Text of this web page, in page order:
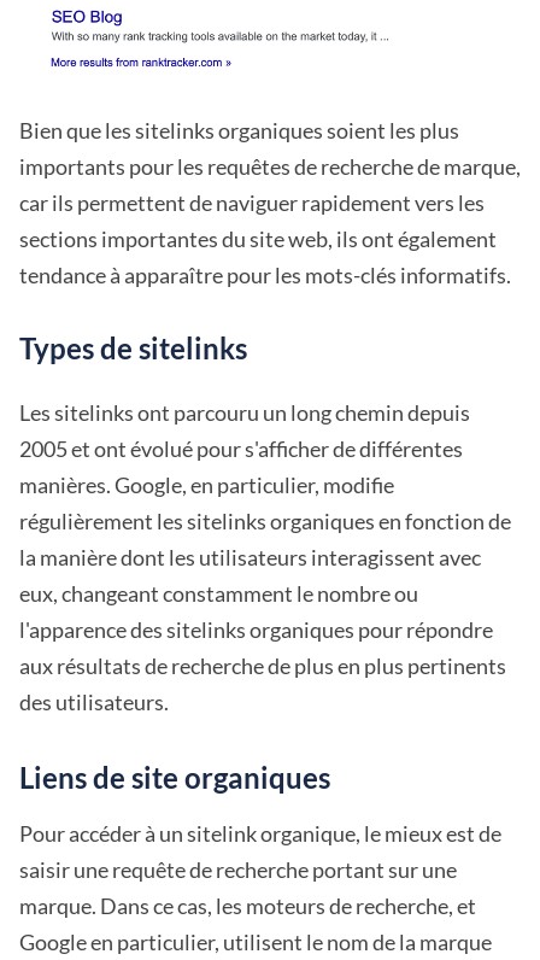
Bien que les sitelinks organiques soient les plus
importants pour les requêtes de recherche de marque,
car ils permettent de naviguer rapidement vers les
sections importantes du site web, ils ont également
tendance à apparaître pour les mots-clés informatifs.
Types de sitelinks
Les sitelinks ont parcouru un long chemin depuis
2005 et ont évolué pour s'afficher de différentes
manières. Google, en particulier, modifie
régulièrement les sitelinks organiques en fonction de
la manière dont les utilisateurs interagissent avec
eux, changeant constamment le nombre ou
l'apparence des sitelinks organiques pour répondre
aux résultats de recherche de plus en plus pertinents
des utilisateurs.
Liens de site organiques
Pour accéder à un sitelink organique, le mieux est de
saisir une requête de recherche portant sur une
marque. Dans ce cas, les moteurs de recherche, et
Google en particulier, utilisent le nom de la marque